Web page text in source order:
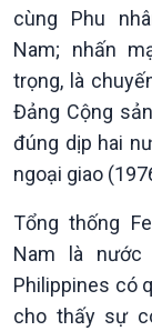
Chính trị
Tin Chính trị
Chính phủ với
Quốc hội với cử
cùng Phu
Nam; nhấn
trọng, là
Đảng Cộng
đúng dịp hai
ngoại giao
Tổng thống
Nam là
Philippines có
cho thấy sự